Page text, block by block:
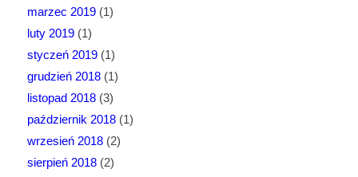
marzec 2019(1)
luty 2019(1)
styczeń 2019(1)
grudzień 2018(1)
listopad 2018(3)
październik 2018(1)
wrzesień 2018(2)
sierpień 2018(2)